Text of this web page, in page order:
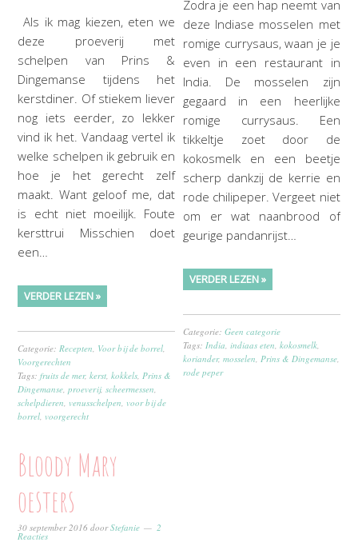
Als ik mag kiezen, eten we
deze proeverij met
schelpen van Prins &
Dingemanse tijdens het
kerstdiner. Of stiekem liever
nog iets eerder, zo lekker
vind ik het. Vandaag vertel ik
welke schelpen ik gebruik en
hoe je het gerecht zelf
maakt. Want geloof me, dat
is echt niet moeilijk. Foute
kersttrui Misschien doet
een…
VERDER LEZEN »
Categorie:Recepten, Voor bij de borrel,
Voorgerechten
Tags:fruits de mer,kerst,kokkels,Prins &
Dingemanse,proeverij,scheermessen,
schelpdieren, venusschelpen, voor bij de
borrel, voorgerecht
Zodra je een hap neemt van
deze Indiase mosselen met
romige currysaus, waan je je
even in een restaurant in
India. De mosselen zijn
gegaard in een heerlijke
romige currysaus. Een
tikkeltje zoet door de
kokosmelk en een beetje
scherp dankzij de kerrie en
rode chilipeper. Vergeet niet
om er wat naanbrood of
geurige pandanrijst…
VERDER LEZEN »
Categorie:Geen categorie
Tags:India,indiaas eten,kokosmelk,
koriander,mosselen,Prins & Dingemanse,
rode peper
Bloody Mary
oesters
30 september 2016 doorStefanie 2
Reacties